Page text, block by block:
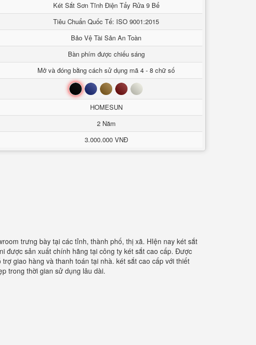
Két Sắt Sơn Tĩnh Điện Tẩy Rửa 9 Bể
Tiêu Chuẩn Quốc Tế: ISO 9001:2015
Bảo Vệ Tài Sản An Toàn
Bàn phím được chiếu sáng
Mở và đóng bằng cách sử dụng mã 4 - 8 chữ số
Đen Xanh Nâu Đỏ Trắng
HOMESUN
2 Năm
3.000.000 VNĐ
trưng bày tại các tỉnh, thành phố, thị xã. HIện nay két sắt
được sản xuất chính hãng tại công ty két sắt cao cấp. Được
giao hàng và thanh toán tại nhà. két sắt cao cấp với thiết
trong thời gian sử dụng lâu dài.